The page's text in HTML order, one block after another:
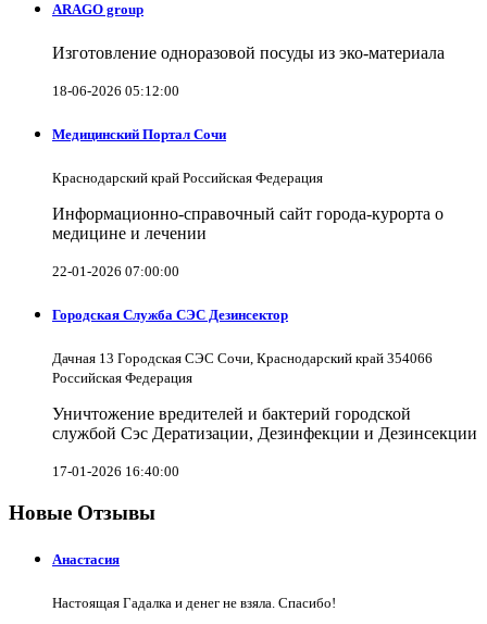
ARAGO group
Изготовление одноразовой посуды из эко-материала
18-06-2026 05:12:00
Медицинский Портал Сочи
Краснодарский край Российская Федерация
Информационно-справочный сайт города-курорта о
медицине и лечении
22-01-2026 07:00:00
Городская Служба СЭС Дезинсектор
Дачная 13 Городская СЭС Сочи, Краснодарский край 354066
Российская Федерация
Уничтожение вредителей и бактерий городской
службой Сэс Дератизации, Дезинфекции и Дезинсекции
17-01-2026 16:40:00
Новые Отзывы
Анастасия
Настоящая Гадалка и денег не взяла. Спасибо!